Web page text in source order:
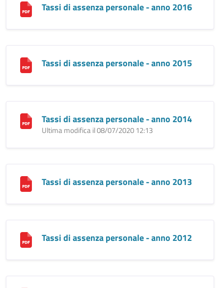
Tassi di assenza personale - anno 2016
Tassi di assenza personale - anno 2015
Tassi di assenza personale - anno 2014
Ultima modifica il 08/07/2020 12:13
Tassi di assenza personale - anno 2013
Tassi di assenza personale - anno 2012